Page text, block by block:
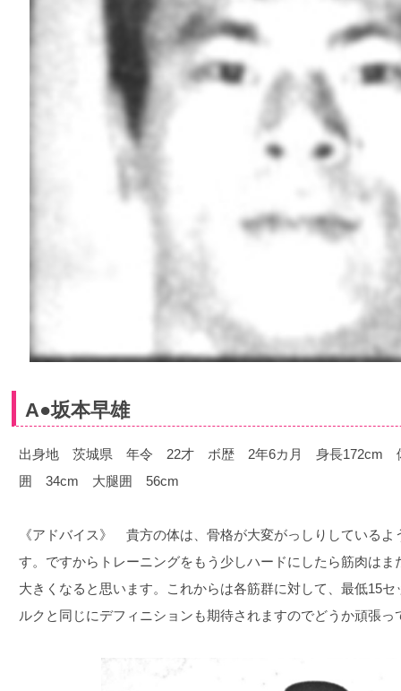
A●坂本早雄
出身地 茨城県 年令 22才 ボ歴 2年6カ月 身長
囲 34cm 大腿囲 56cm
《アドバイス》 貴方の体は、骨格が大変がっしりしている
す。ですからトレーニングをもう少しハードにしたら筋肉は
大きくなると思います。これからは各筋群に対して、最低15
ルクと同じにデフィニションも期待されますのでどうか頑張っ